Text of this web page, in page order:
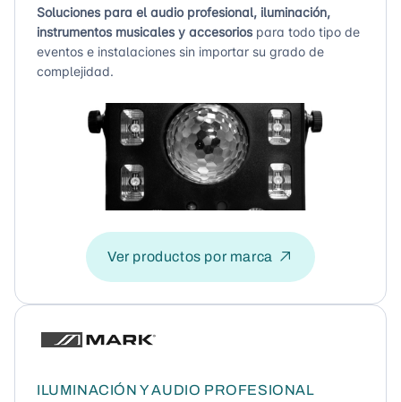
Soluciones para el audio profesional, iluminación,
instrumentos musicales y accesoriospara todo tipo de
eventos e instalaciones sin importar su grado de
complejidad.
Ver productos por marca
ILUMINACIÓN Y AUDIO PROFESIONAL